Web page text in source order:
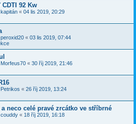
92 Kw
kapitán « 04 lis 2019, 20:29
peroxid20 « 03 lis 2019, 07:44
Morfeus70 « 30 říj 2019, 21:46
Petrikos « 26 říj 2019, 13:24
neco celé pravé zrcátko ve stříbrné
couddy « 18 říj 2019, 16:18